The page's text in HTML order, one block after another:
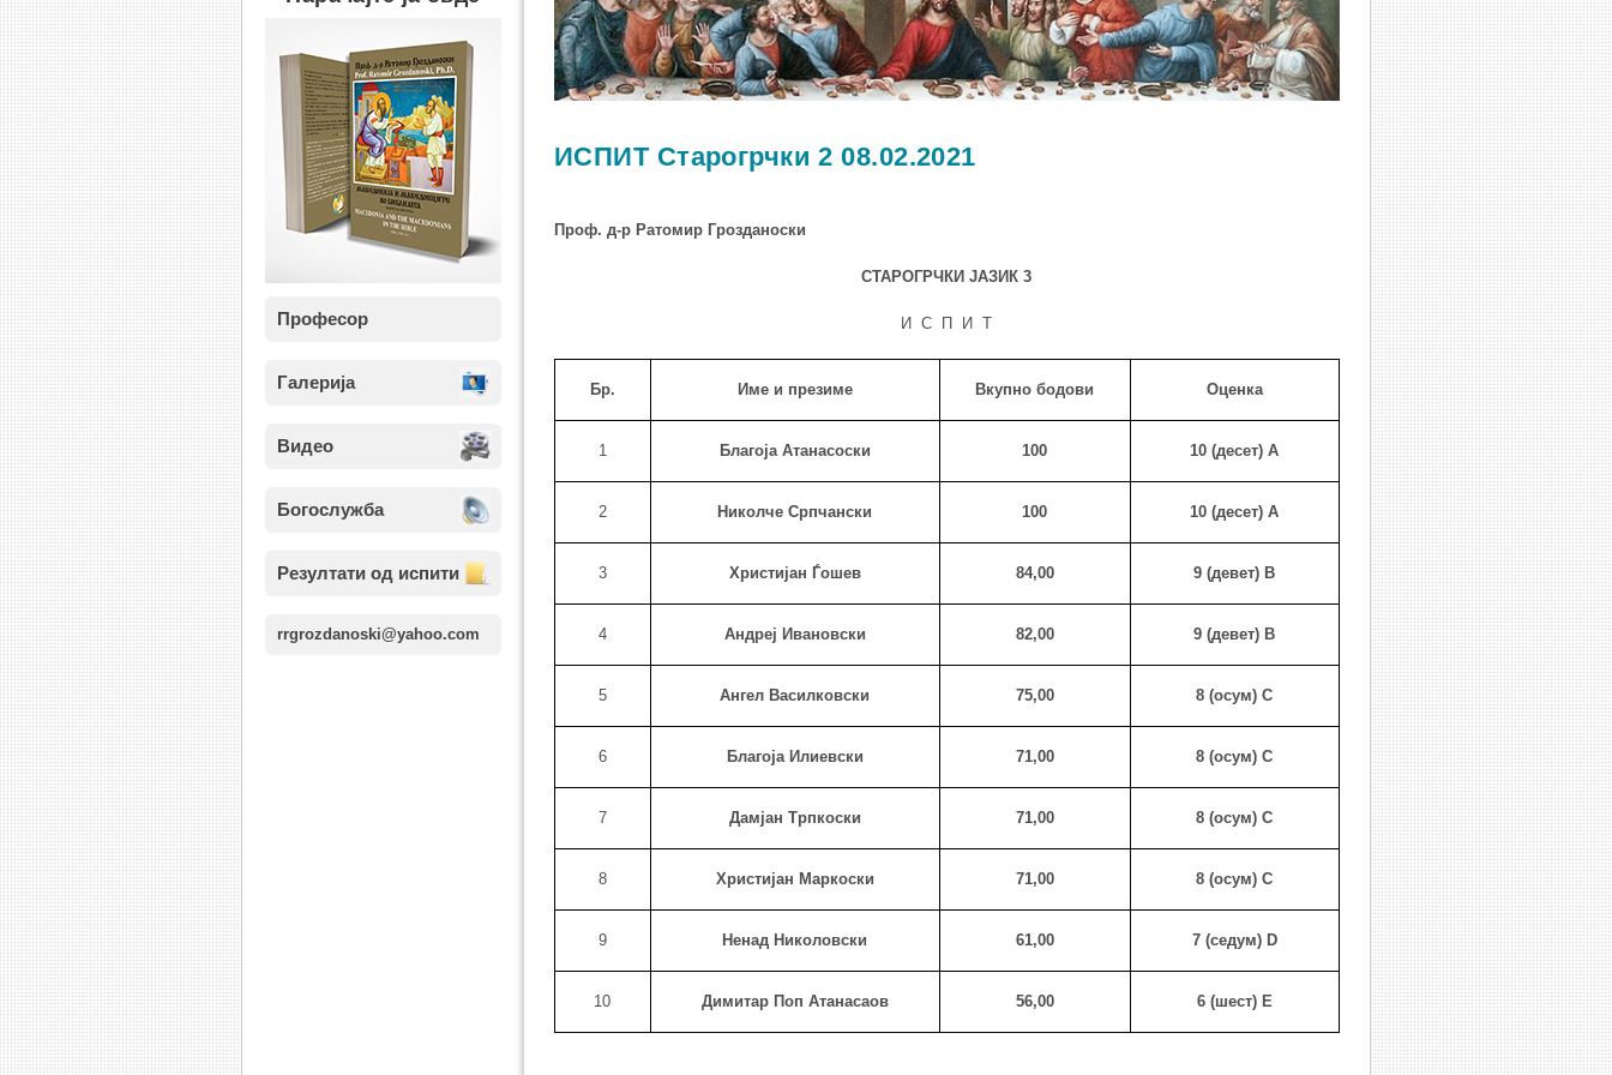
Професор
Галерија
Видео
Богослужба
Резултати од испити
rrgrozdanoski@yahoo.com
ИСПИТ Старогрчки 2 08.02.2021
Проф. д-р Ратомир Грозданоски
СТАРОГРЧКИ ЈАЗИК 3
И С П И Т
Бр. Име и презиме Вкупно бодови Оценка
1 Благоја Атанасоски 100 10 (десет) А
2 Николче Српчански 100 10 (десет) А
3 Христијан Ѓошев 84,00 9 (девет) В
4 Андреј Ивановски 82,00 9 (девет) В
5 Ангел Василковски 75,00 8 (осум)C
6 Благоја Илиевски 71,00 8 (осум)C
7 Дамјан Трпкоски 71,00 8 (осум)C
8 Христијан Маркоски 71,00 8 (осум)C
9 Ненад Николовски 61,00 7 (седум) D
10 Димитар Поп Атанасаов 56,00 6 (шест) E